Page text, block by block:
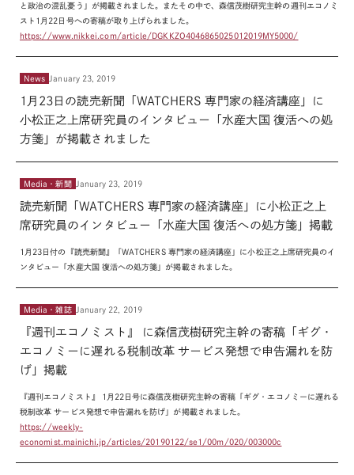
と政治の混乱憂う」が掲載されました。またその中で、森信茂樹研究主幹の週刊エコノミ
スト1月22日号への寄稿が取り上げられました。
https://www.nikkei.com/article/DGKKZO4046865025012019MY5000/
News January 23, 2019
1月23日の読売新聞「WATCHERS 専門家の経済講座」に
小松正之上席研究員のインタビュー「水産大国 復活への処
方箋」が掲載されました
Media・新聞 January 23, 2019
読売新聞「WATCHERS 専門家の経済講座」に小松正之上
席研究員のインタビュー「水産大国 復活への処方箋」掲載
1月23日付の『読売新聞』「WATCHERS 専門家の経済講座」に小松正之上席研究員のイ
ンタビュー「水産大国 復活への処方箋」が掲載されました。
Media・雑誌 January 22, 2019
『週刊エコノミスト』 に森信茂樹研究主幹の寄稿「ギグ・
エコノミーに遅れる税制改革 サービス発想で申告漏れを防
げ」掲載
『週刊エコノミスト』 1月22日号に森信茂樹研究主幹の寄稿「ギグ・エコノミーに遅れる
税制改革 サービス発想で申告漏れを防げ」が掲載されました。
https://weekly-
economist.mainichi.jp/articles/20190122/se1/00m/020/003000c